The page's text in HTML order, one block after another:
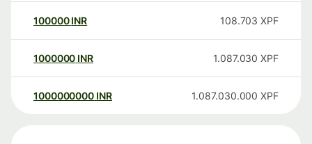
100000 INR 108.703 XPF
1000000 INR 1.087.030 XPF
1000000000 INR 1.087.030.000 XPF